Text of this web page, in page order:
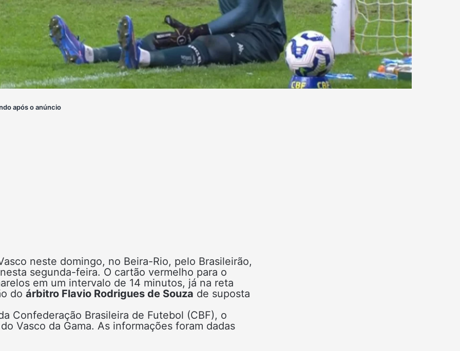
após o anúncio
neste domingo, no Beira-Rio, pelo Brasileirão,
segunda-feira. O cartão vermelho para o
em um intervalo de 14 minutos, já na reta
do árbitro Flavio Rodrigues de Souza de suposta
Confederação Brasileira de Futebol (CBF), o
Vasco da Gama. As informações foram dadas